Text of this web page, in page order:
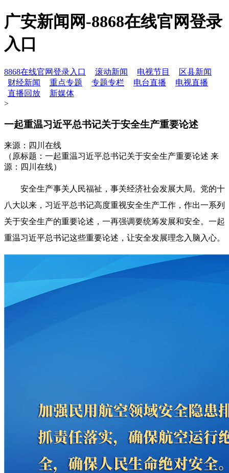
广安新闻网-8868在线官网登录
入口
8868在线官网登录入口 滚动新闻 电视节目
区县新闻
财经新闻
重点专题 专题专栏 电台直播
电视直播
直播回放
新媒体
>
一起重温习近平总书记关于安全生产重要论述
来源：四川在线
（原标题：一起重温习近平总书记关于安全生产重要论述 来
源：四川在线）
安全生产事关人民福祉，事关经济社会发展大局。党的十
八大以来，习近平总书记高度重视安全生产工作，作出一系列
关于安全生产的重要论述，一再强调要统筹发展和安全。一起
重温习近平总书记这些重要论述，让安全发展理念入脑入心。